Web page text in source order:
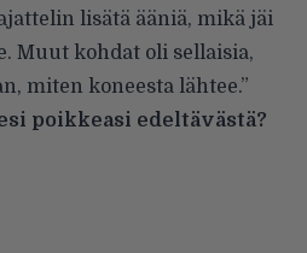
lisätä ääniä, mikä jäi
Muut kohdat oli sellaisia,
miten koneesta lähtee.”
poikkeasi edeltävästä?